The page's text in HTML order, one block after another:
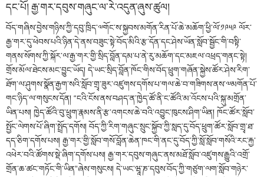
དང་པོ། རྒྱ་གར་དབུས་གཞུང་ལ་རེ་འདུན་ཞུས་ཚུལ།
བོད་གཞིས་བྱེས་གཉིས་ཀྱི་དབུ་ཁྲིད་༧གོང་ས་སྐྱབས་མགོན་རིན་པོ་ཆེ་མཆོག་ཕྱི་ལོ་༡༩༥༩ ལོར་
རྒྱ་གར་དུ་ཕེབས་པའི་ཉིན་དེ་ནས་བཟུང་སྟེ་བོད་མིའི་རྩ་དོན་དང་ཤེས་ཡོན་སློབ་སྦྱོང་གི་བསྟི་
གནས་སོགས་ཀྱི་སྐོར་ལ་རྒྱ་གར་གྱི་སྲིད་བློན་དམ་པ་ནེ་རུ་མཆོག་དང་མཇལ་འཕྲད་གནང་སྟེ།
གྲོས་མོལ་ཐེངས་མང་བྱུང་ཡོད། དེ་ཡང་སྲིད་བློན་ཁོང་གིས་བོད་ཕྲུག་གཞོན་སྐྱེས་ཚོར་ཤེས་རིག་
ཐོག་ལ་ཤུགས་སྣོན་རྒྱག་སའི་སློབ་གྲྭ་ཟུར་འཛུགས་དགོས་པ་གལ་ཆེ་བ་གཟིགས་ནས་༧མགོན་པོ་
གང་ཉིད་ལ་གསུངས་དོན། “ངའི་ངོས་ནས་བཤད་ན་ཁྱེད་ཚོ་ནི་ང་ཚོའི་མ་འོངས་པའི་སྐུ་མགྲོན་
ཡིན་པས། ཁྱེད་ཚོའི་བུ་ཕྲུག་རྣམས་ནི་རྩ་འགངས་ཆེ་བའི་འབྱུང་ཁུངས་ཤིག་ཡིན། ཁོང་ཚོར་སློབ་
སྤྱོང་ལེགས་པོ་ཞིག་སྤྲོད་དགོས། བོད་ཀྱི་རིག་གཞུང་སྲུང་སྐྱོབ་ཀྱི་སླད་དུ་བོད་ཕྲུག་ཚོར་སློབ་གྲྭ་ཐ་
དད་ཅིག་དགོས་པས། རྒྱ་གར་གྱི་སློབ་གསོ་བློན་ཆེན་ཁང་གི་ནང་དུ་བོད་ཀྱི་སློ་སློབ་གསོའི་རང་རྐྱ་
འཕེར་བའི་ཚོགས་སྡེ་ཞིག་དགོས་པས། རྒྱ་གར་དབུས་གཞུང་ནས་མཐོ་སློབ་འཛུགས་རྒྱུའི་འགྲོ་
གྲོན་ཆ་ཚང་གཏོང་གི་ཡིན”ཞེས་གསུངས། དེ་ཡང་ཝཱ་ཎ་དབུས་བོད་ཀྱི་གཙུག་ལག་སློབ་གཉེར་